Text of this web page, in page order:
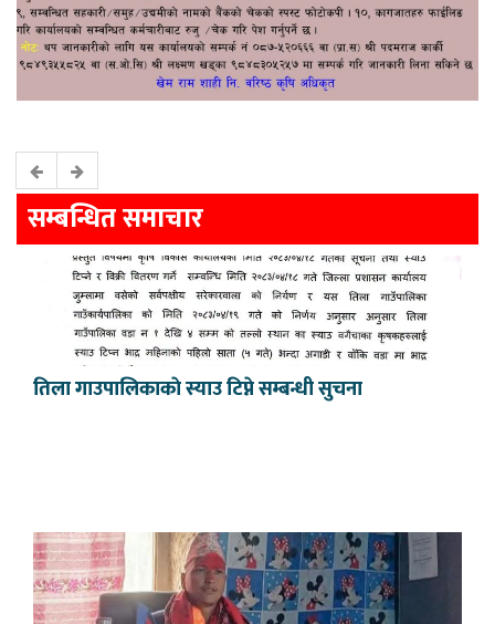
सम्बन्धित समाचार
तिला गाउपालिकाकाे स्याउ टिप्ने सम्बन्धी सुचना